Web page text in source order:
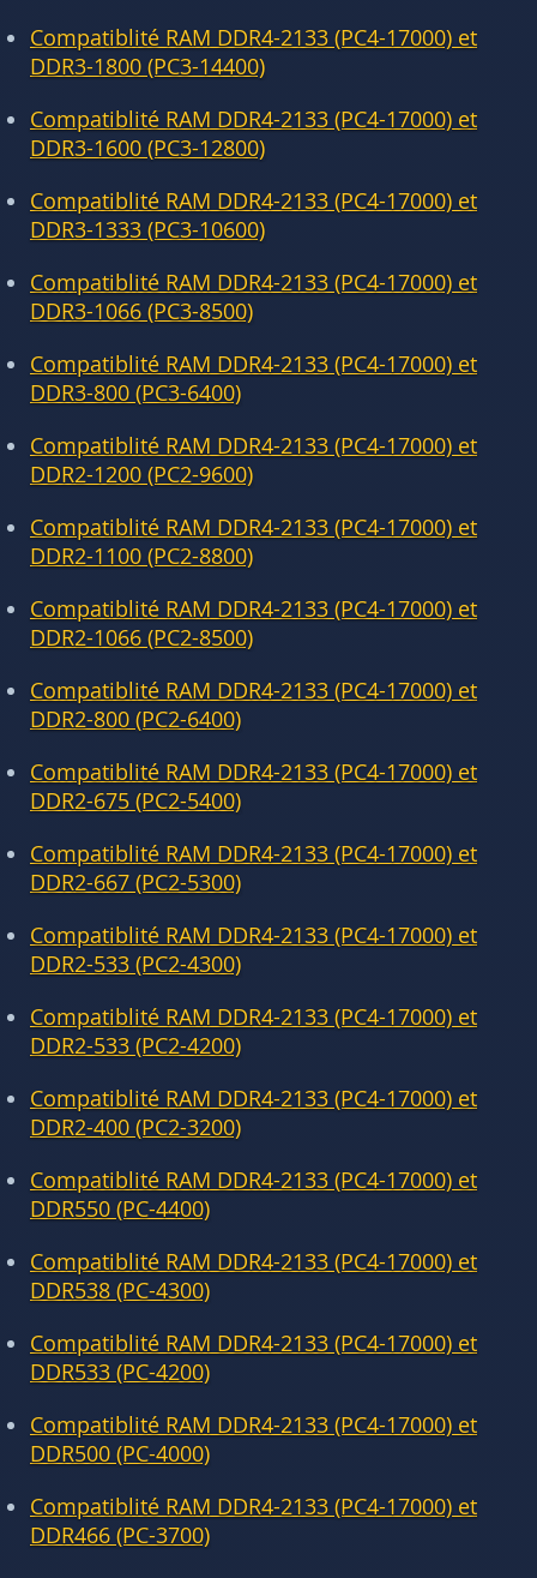
Compatiblité RAM DDR4-2133 (PC4-17000) et
DDR3-1800 (PC3-14400)
Compatiblité RAM DDR4-2133 (PC4-17000) et
DDR3-1600 (PC3-12800)
Compatiblité RAM DDR4-2133 (PC4-17000) et
DDR3-1333 (PC3-10600)
Compatiblité RAM DDR4-2133 (PC4-17000) et
DDR3-1066 (PC3-8500)
Compatiblité RAM DDR4-2133 (PC4-17000) et
DDR3-800 (PC3-6400)
Compatiblité RAM DDR4-2133 (PC4-17000) et
DDR2-1200 (PC2-9600)
Compatiblité RAM DDR4-2133 (PC4-17000) et
DDR2-1100 (PC2-8800)
Compatiblité RAM DDR4-2133 (PC4-17000) et
DDR2-1066 (PC2-8500)
Compatiblité RAM DDR4-2133 (PC4-17000) et
DDR2-800 (PC2-6400)
Compatiblité RAM DDR4-2133 (PC4-17000) et
DDR2-675 (PC2-5400)
Compatiblité RAM DDR4-2133 (PC4-17000) et
DDR2-667 (PC2-5300)
Compatiblité RAM DDR4-2133 (PC4-17000) et
DDR2-533 (PC2-4300)
Compatiblité RAM DDR4-2133 (PC4-17000) et
DDR2-533 (PC2-4200)
Compatiblité RAM DDR4-2133 (PC4-17000) et
DDR2-400 (PC2-3200)
Compatiblité RAM DDR4-2133 (PC4-17000) et
DDR550 (PC-4400)
Compatiblité RAM DDR4-2133 (PC4-17000) et
DDR538 (PC-4300)
Compatiblité RAM DDR4-2133 (PC4-17000) et
DDR533 (PC-4200)
Compatiblité RAM DDR4-2133 (PC4-17000) et
DDR500 (PC-4000)
Compatiblité RAM DDR4-2133 (PC4-17000) et
DDR466 (PC-3700)